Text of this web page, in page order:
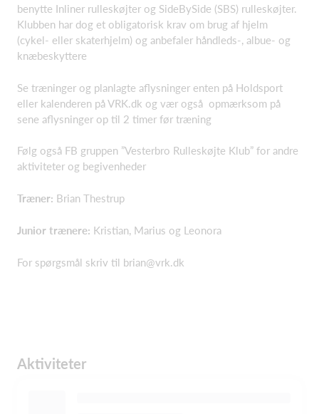
benytte Inliner rulleskøjter og SideBySide (SBS) rulleskøjter.
Klubben har dog et obligatorisk krav om brug af hjelm
(cykel- eller skaterhjelm) og anbefaler håndleds-, albue- og
knæbeskyttere
Se træninger og planlagte aflysninger enten på Holdsport
eller kalenderen på VRK.dk og vær også opmærksom på
sene aflysninger op til 2 timer før træning
Følg også FB gruppen ”Vesterbro Rulleskøjte Klub” for andre
aktiviteter og begivenheder
Træner: Brian Thestrup
Junior trænere: Kristian, Marius og Leonora
For spørgsmål skriv til brian@vrk.dk
Aktiviteter